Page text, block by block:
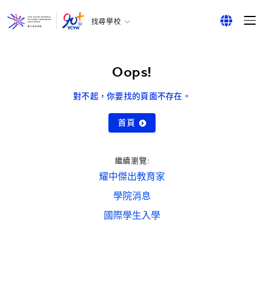
找尋學校
Oops!
對不起，你要找的頁面不存在。
首頁
繼續瀏覽:
耀中傑出教育家
學院消息
國際學生入學